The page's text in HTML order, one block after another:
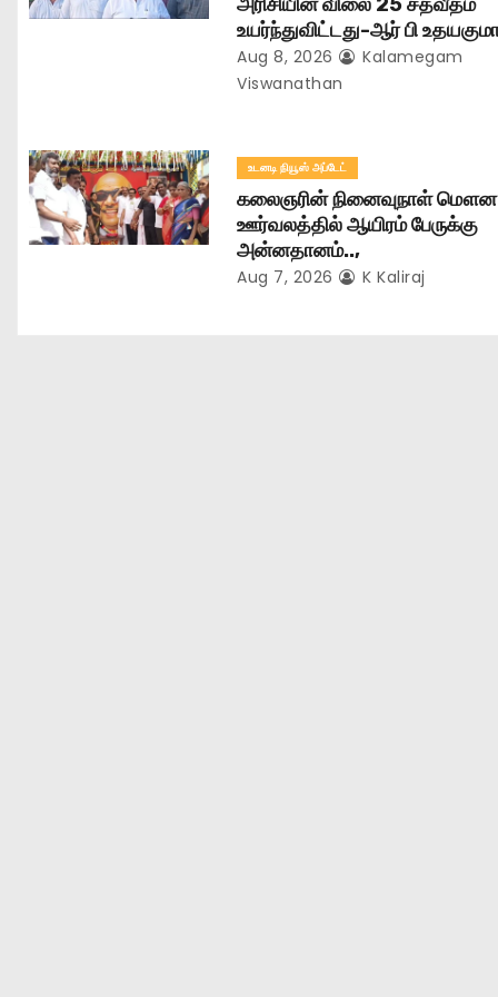
i
உயர்ந்துவிட்டது-ஆர் பி
Aug 8, 2026
Kalamegam
Viswanathan
உடனடி நியூஸ் அப்டேட்
கலைஞரின் நினைவுநாள் மௌன
ஊர்வலத்தில் ஆயிரம் பேருக்கு
அன்னதானம்..,
Aug 7, 2026 K Kaliraj